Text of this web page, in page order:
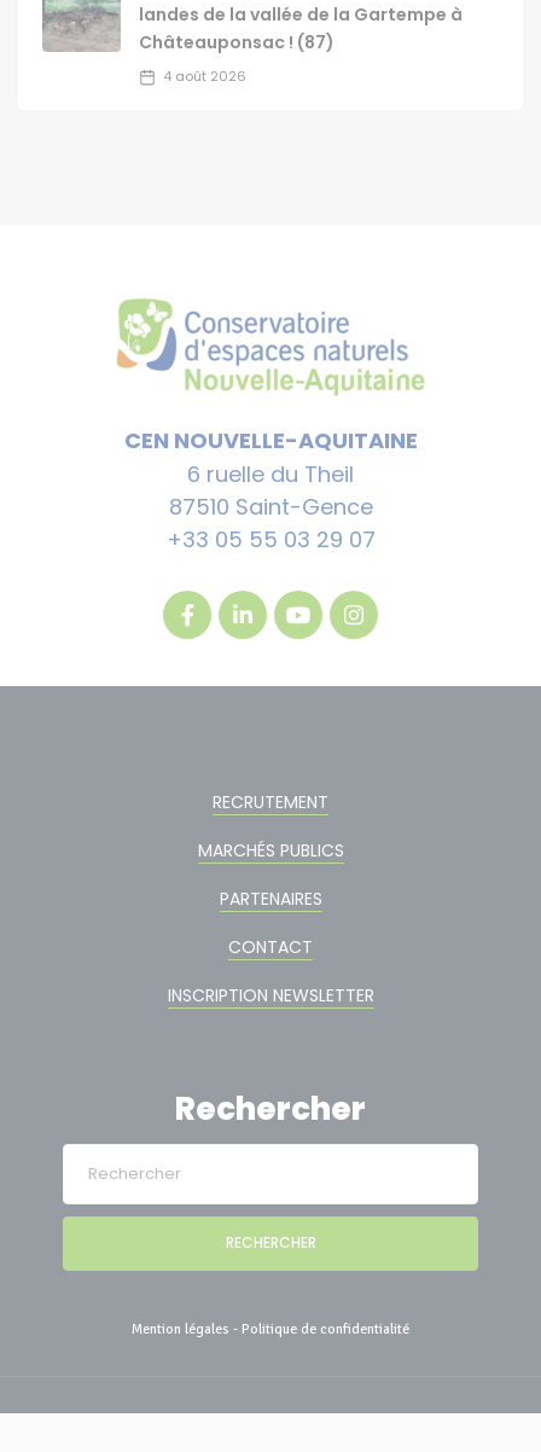
landes de la vallée de la Gartempe à
Châteauponsac ! (87)
4 août 2026
CEN NOUVELLE-AQUITAINE
6 ruelle du Theil
87510 Saint-Gence
+33 05 55 03 29 07
RECRUTEMENT
MARCHÉS PUBLICS
PARTENAIRES
CONTACT
INSCRIPTION NEWSLETTER
Rechercher
RECHERCHER
Mention légales - Politique de confidentialité